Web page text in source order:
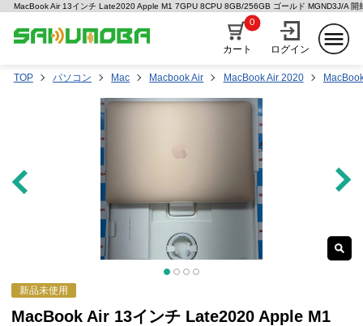
MacBook Air 13インチ Late2020 Apple M1 7GPU 8CPU 8GB/256GB ゴールド MGND3J/A 開
カート
0
ログイン
TOP パソコン Mac Macbook Air MacBook Air 2020
新品未使用
MacBook Air 13インチ Late2020 Apple M1